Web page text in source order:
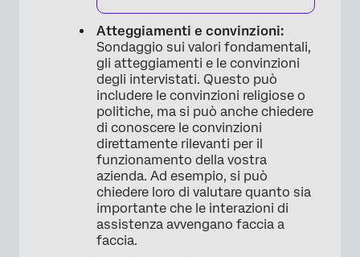
Atteggiamenti e convinzioni:
Sondaggio sui valori fondamentali,
gli atteggiamenti e le convinzioni
degli intervistati. Questo può
includere le convinzioni religiose o
politiche, ma si può anche chiedere
di conoscere le convinzioni
direttamente rilevanti per il
funzionamento della vostra
azienda. Ad esempio, si può
chiedere loro di valutare quanto sia
importante che le interazioni di
assistenza avvengano faccia a
faccia.